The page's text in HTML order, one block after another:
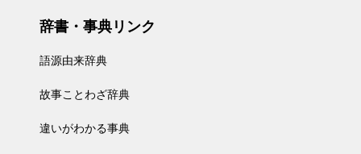
辞書・事典リンク
語源由来辞典
故事ことわざ辞典
違いがわかる事典